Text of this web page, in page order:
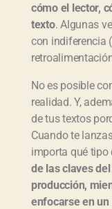
cómo el lector,
texto. Algunas
con indiferencia
No es posible
realidad. Y,
de tus textos
Cuando te
importa qué tipo
de las claves
producción,
enfocarse en